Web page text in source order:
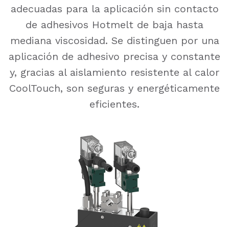
adecuadas para la aplicación sin contacto
de adhesivos Hotmelt de baja hasta
mediana viscosidad. Se distinguen por una
aplicación de adhesivo precisa y constante
y, gracias al aislamiento resistente al calor
CoolTouch, son seguras y energéticamente
eficientes.